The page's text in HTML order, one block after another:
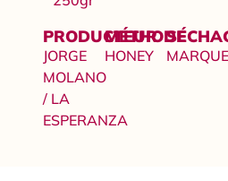
PRODUCTEUR
JORGE
MOLANO
/ LA
ESPERANZA
MÉTHODE
HONEY